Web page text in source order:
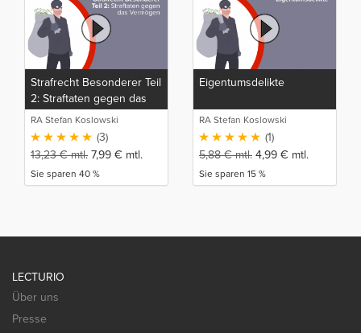
Strafrecht Besonderer Teil
2: Straftaten gegen das
Vermögen
RA Stefan Koslowski
(3)
13,23€mtl. 7,99 € mtl.
Sie sparen 40 %
Eigentumsdelikte
RA Stefan Koslowski
(1)
5,88€mtl. 4,99 € mtl.
Sie sparen 15 %
LECTURIO
Über uns
Presse